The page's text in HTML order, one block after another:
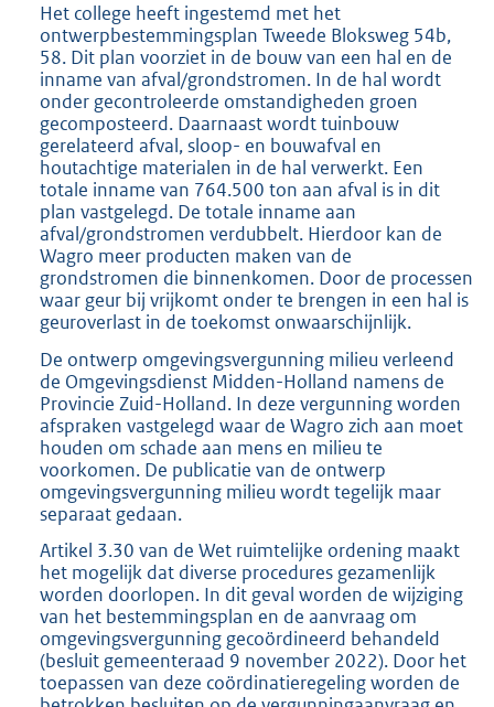
t
e
:
9
6
9
K
b
Het college heeft ingestemd met het
ontwerpbestemmingsplan Tweede Bloksweg 54b,
58. Dit plan voorziet in de bouw van een hal en de
inname van afval/grondstromen. In de hal wordt
onder gecontroleerde omstandigheden groen
gecomposteerd. Daarnaast wordt tuinbouw
gerelateerd afval, sloop- en bouwafval en
houtachtige materialen in de hal verwerkt. Een
totale inname van 764.500 ton aan afval is in dit
plan vastgelegd. De totale inname aan
afval/grondstromen verdubbelt. Hierdoor kan de
Wagro meer producten maken van de
grondstromen die binnenkomen. Door de processen
waar geur bij vrijkomt onder te brengen in een hal is
geuroverlast in de toekomst onwaarschijnlijk.
De ontwerp omgevingsvergunning milieu verleend
de Omgevingsdienst Midden-Holland namens de
Provincie Zuid-Holland. In deze vergunning worden
afspraken vastgelegd waar de Wagro zich aan moet
houden om schade aan mens en milieu te
voorkomen. De publicatie van de ontwerp
omgevingsvergunning milieu wordt tegelijk maar
separaat gedaan.
Artikel 3.30 van de Wet ruimtelijke ordening maakt
het mogelijk dat diverse procedures gezamenlijk
worden doorlopen. In dit geval worden de wijziging
van het bestemmingsplan en de aanvraag om
omgevingsvergunning gecoördineerd behandeld
(besluit gemeenteraad 9 november 2022). Door het
toepassen van deze coördinatieregeling worden de